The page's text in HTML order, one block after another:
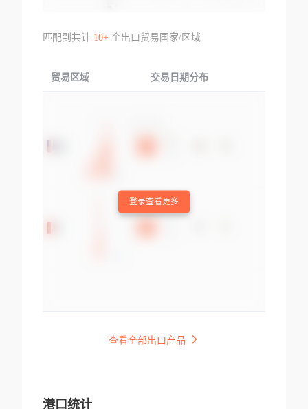
匹配到共计 10+个出口贸易国家/区域
贸易区域 交易日期分布
登录查看更多
查看全部出口产品
港口统计